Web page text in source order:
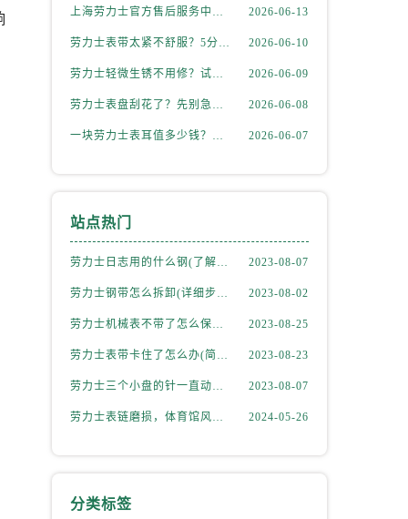
上海劳力士官方售后服务中心｜网点地址与电话权威信息公示（2026年6月最新） 2026-06-13
劳力士表带太紧不舒服？5分钟学会自己调节长度 2026-06-10
劳力士轻微生锈不用修？试试这个家庭小妙方 2026-06-09
劳力士表盘刮花了？先别急着送修，试试这几种方法 2026-06-08
一块劳力士表耳值多少钱？掉落后最省钱的解决方式 2026-06-07
站点热门
劳力士日志用的什么钢(了解劳力士表款材质选择) 2023-08-07
劳力士钢带怎么拆卸(详细步骤教学) 2023-08-02
劳力士机械表不带了怎么保存(正确的方法和注意事项) 2023-08-25
劳力士表带卡住了怎么办(简单有效的解决方法) 2023-08-23
劳力士三个小盘的针一直动吗(详解机械表小盘指针运行规律) 2023-08-07
劳力士表链磨损，体育馆风尚下的专业修复之道 2024-05-26
分类标签